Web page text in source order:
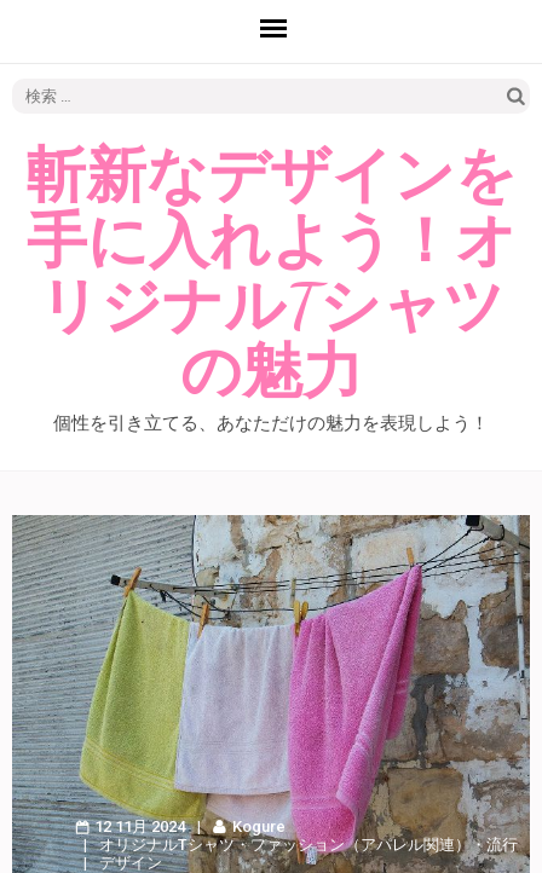
斬新なデザインを
手に入れよう！オ
リジナルTシャツ
の魅力
個性を引き立てる、あなただけの魅力を表現しよう！
12 11月 2024
Kogure
オリジナルTシャツ・ファッション（アパレル関連）・流行
デザイン